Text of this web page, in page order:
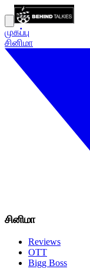
முகப்பு
சினிமா
சினிமா
Reviews
OTT
Bigg Boss